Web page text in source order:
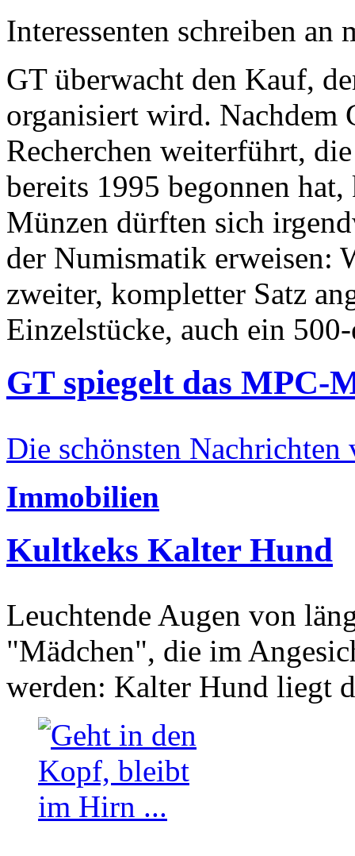
Interessenten schreiben
GT überwacht den Kauf,
organisiert wird. Nachdem
Recherchen weiterführt,
bereits 1995 begonnen
Münzen dürften sich
der Numismatik erweisen:
zweiter, kompletter Satz
Einzelstücke, auch ein
GT spiegelt das MPC-
Die schönsten Nachrichten
Immobilien
Kultkeks Kalter Hund
Leuchtende Augen von
"Mädchen", die im
werden: Kalter Hund liegt